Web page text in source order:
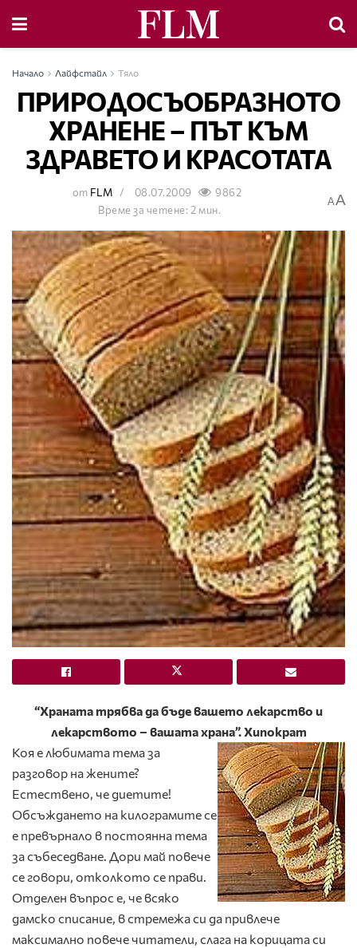
Начало Лайфстайл Тяло
ПРИРОДОСЪОБРАЗНОТО
ХРАНЕНЕ – ПЪТ КЪМ
ЗДРАВЕТО И КРАСОТАТА
от FLM 08.07.2009
9862
Време за четене: 2 мин.
AA
“Храната трябва да бъде вашето лекарство и
лекарството – вашата храна”. Хипократ
Коя е любимата тема за
разговор на жените?
Естествено, че диетите!
Обсъждането на килограмите се
е превърнало в постоянна тема
за събеседване. Дори май повече
се говори, отколкото се прави.
Отделен въпрос е, че всяко
дамско списание, в стремежа си да привлече
максимално повече читатели, слага на корицата си